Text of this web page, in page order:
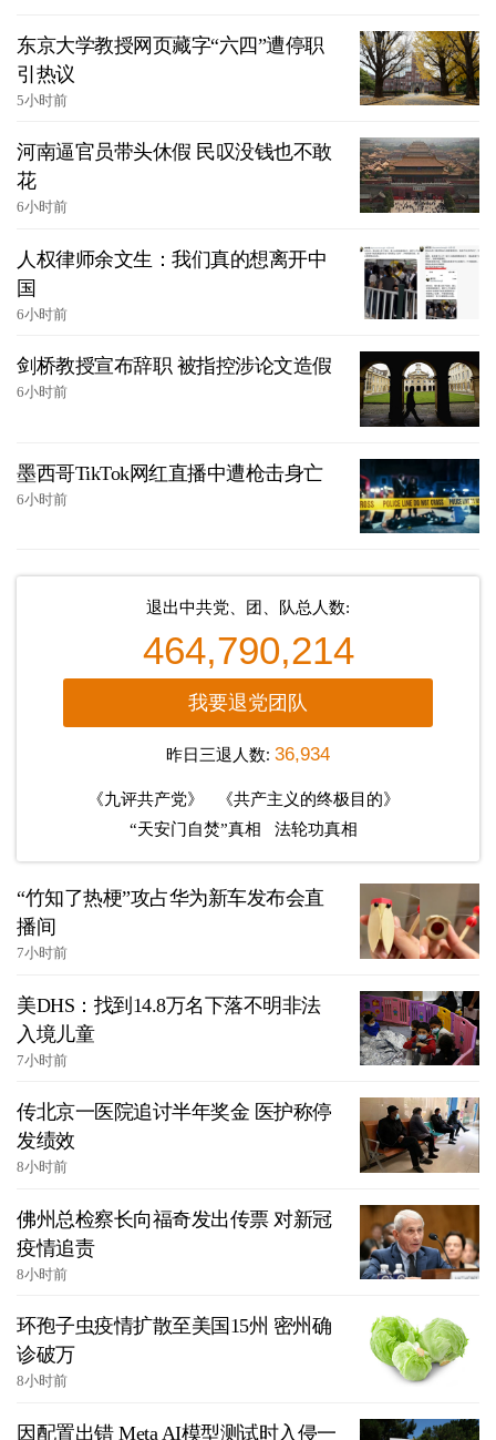
东京大学教授网页藏字“六四”遭停职
引热议
5小时前
河南逼官员带头休假 民叹没钱也不敢
花
6小时前
人权律师余文生：我们真的想离开中
国
6小时前
剑桥教授宣布辞职 被指控涉论文造假
6小时前
墨西哥TikTok网红直播中遭枪击身亡
6小时前
退出中共党、团、队总人数:
464,790,214
我要退党团队
昨日三退人数: 36,934
《九评共产党》
《共产主义的终极目的》
“天安门自焚”真相
法轮功真相
“竹知了热梗”攻占华为新车发布会直
播间
7小时前
美DHS：找到14.8万名下落不明非法
入境儿童
7小时前
传北京一医院追讨半年奖金 医护称停
发绩效
8小时前
佛州总检察长向福奇发出传票 对新冠
疫情追责
8小时前
环孢子虫疫情扩散至美国15州 密州确
诊破万
8小时前
因配置出错 Meta AI模型测试时入侵一